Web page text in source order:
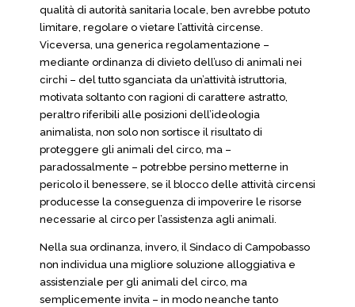
qualità di autorità sanitaria locale, ben avrebbe potuto
limitare, regolare o vietare l’attività circense.
Viceversa, una generica regolamentazione –
mediante ordinanza di divieto dell’uso di animali nei
circhi – del tutto sganciata da un’attività istruttoria,
motivata soltanto con ragioni di carattere astratto,
peraltro riferibili alle posizioni dell’ideologia
animalista, non solo non sortisce il risultato di
proteggere gli animali del circo, ma –
paradossalmente – potrebbe persino metterne in
pericolo il benessere, se il blocco delle attività circensi
producesse la conseguenza di impoverire le risorse
necessarie al circo per l’assistenza agli animali.
Nella sua ordinanza, invero, il Sindaco di Campobasso
non individua una migliore soluzione alloggiativa e
assistenziale per gli animali del circo, ma
semplicemente invita – in modo neanche tanto